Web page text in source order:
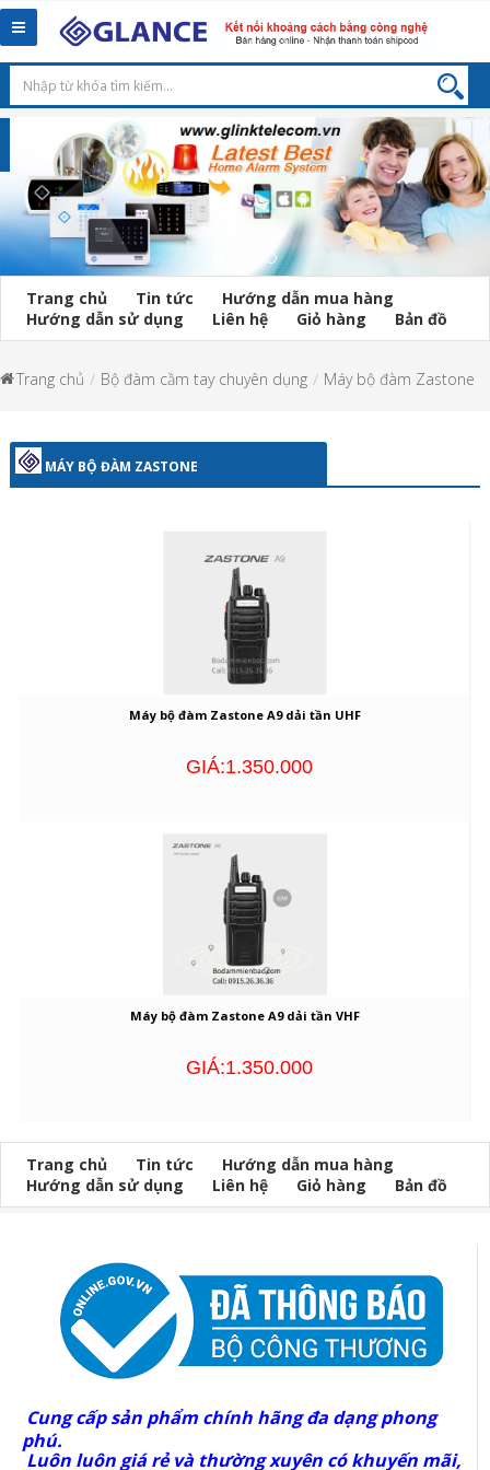
Toggle
navigation
Trang chủ Tin tức
Hướng dẫn mua hàng
Hướng dẫn sử dụng
Liên hệ Giỏ hàng Bản đồ
Trang chủ Bộ đàm cầm tay chuyên dụng Máy bộ đàm Zastone
MÁY BỘ ĐÀM ZASTONE
Máy bộ đàm Zastone A9 dải tần UHF
GIÁ:1.350.000
Máy bộ đàm Zastone A9 dải tần VHF
GIÁ:1.350.000
Trang chủ Tin tức
Hướng dẫn mua hàng
Hướng dẫn sử dụng
Liên hệ Giỏ hàng Bản đồ
Cung cấp sản phẩm chính hãng đa dạng phong
phú.
Luôn luôn giá rẻ và thường xuyên có khuyến mãi,